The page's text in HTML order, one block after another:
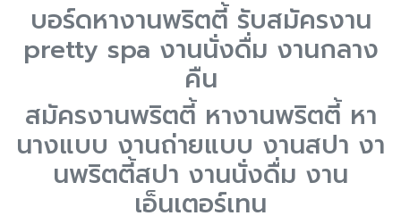
บอร์ดหางานพริตตี้ รับสมัครงาน
pretty spa งานนั่งดื่ม งานกลาง
คืน
สมัครงานพริตตี้ หางานพริตตี้ หา
นางแบบ งานถ่ายแบบ งานสปา งา
นพริตตี้สปา งานนั่งดื่ม งาน
เอ็นเตอร์เทน